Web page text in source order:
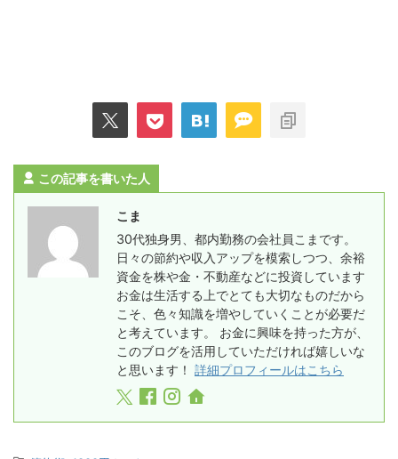
この記事を書いた人
こま
30代独身男、都内勤務の会社員こまです。
日々の節約や収入アップを模索しつつ、余裕
資金を株や金・不動産などに投資しています
お金は生活する上でとても大切なものだから
こそ、色々知識を増やしていくことが必要だ
と考えています。 お金に興味を持った方が、
このブログを活用していただければ嬉しいな
と思います！ 詳細プロフィールはこちら